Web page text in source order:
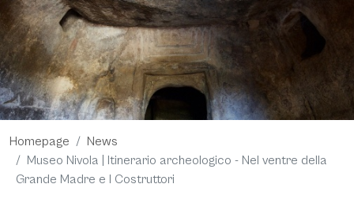
Museo Nivola | Itinerario archeologico - Nel ventre della Grande Madre e I
Costruttori -
Homepage
News
Museo Nivola | Itinerario archeologico - Nel ventre della
Grande Madre e I Costruttori